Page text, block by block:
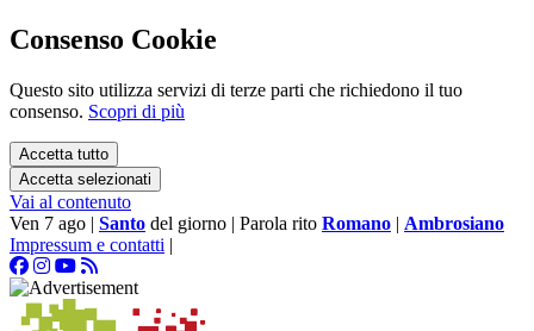
Consenso Cookie
Questo sito utilizza servizi di terze parti che richiedono il tuo
consenso. Scopri di più
Accetta tutto
Accetta selezionati
Vai al contenuto
Ven 7 ago | Santo del giorno | Parola rito Romano | Ambrosiano
Impressum e contatti |